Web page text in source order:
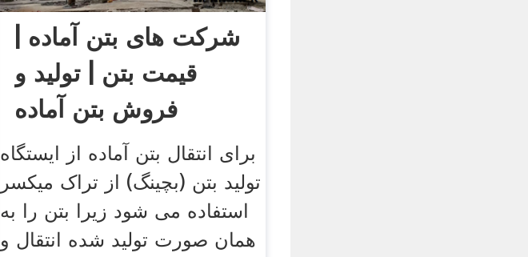
شرکت های بتن آماده |
قیمت بتن | تولید و
فروش بتن آماده
برای انتقال بتن آماده از ایستگاه
تولید بتن (بچینگ) از تراک میکسر
استفاده می شود زیرا بتن را به
همان صورت تولید شده انتقال و